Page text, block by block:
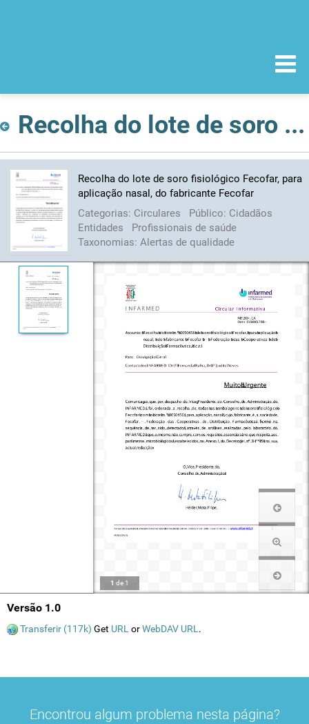
Recolha do lote de soro fisiológico Fecofar, para aplicação nasal, do fabricante Fecofar
Recolha do lote de soro fisiológico Fecofar, para
aplicação nasal, do fabricante Fecofar
Categorias: Circulares Público: Cidadãos
Entidades
Profissionais de saúde
Taxonomias: Alertas de qualidade
1 de 1
Versão 1.0
Transferir (117k) Get URL orWebDAV URL .
Encontrou algum problema nesta página?